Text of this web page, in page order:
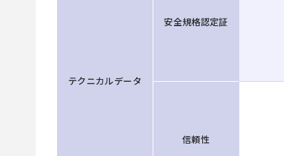
テクニカルデータ
安全規格認定証
信頼性